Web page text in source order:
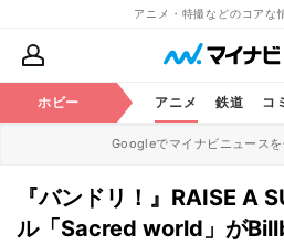
アニメ・特撮などのコアな
ホビー アニメ 鉄道 コ
Googleでマイナビニュース
『バンドリ！』RAISE A
ル「Sacred world」が